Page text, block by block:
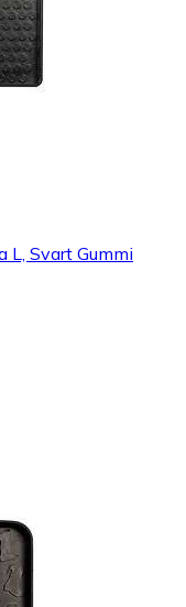
L, Svart Gummi